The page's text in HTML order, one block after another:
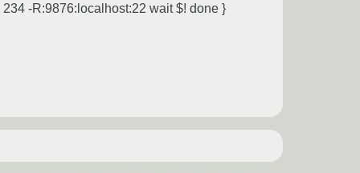
-R:9876:localhost:22 wait $! done }